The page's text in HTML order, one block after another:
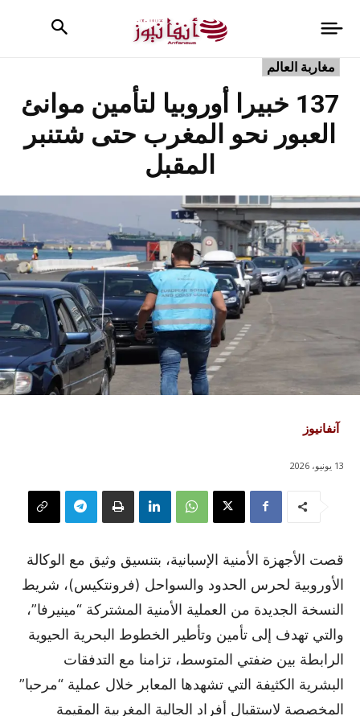
مغاربة العالم
137 خبيرا أوروبيا لتأمين موانئ
العبور نحو المغرب حتى شتنبر
المقبل
آنفانيوز
13 يونيو، 2026
قصت الأجهزة الأمنية الإسبانية، بتنسيق وثيق مع الوكالة
الأوروبية لحرس الحدود والسواحل (فرونتكيس)، شريط
النسخة الجديدة من العملية الأمنية المشتركة “مينيرفا”،
والتي تهدف إلى تأمين وتأطير الخطوط البحرية الحيوية
الرابطة بين ضفتي المتوسط، تزامنا مع التدفقات
البشرية الكثيفة التي تشهدها المعابر خلال عملية “مرحبا”
المخصصة لاستقبال أفراد الجالية المغربية المقيمة